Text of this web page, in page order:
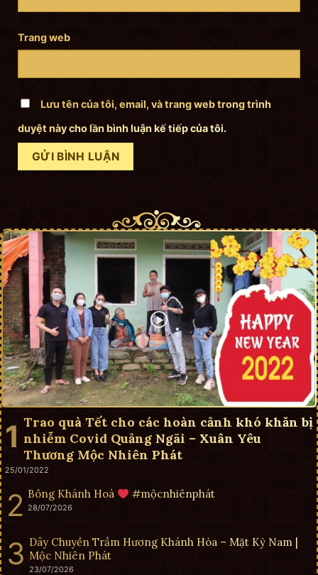
Trang web
Lưu tên của tôi, email, và trang web trong trình
duyệt này cho lần bình luận kế tiếp của tôi.
Trao quà Tết cho các hoàn cảnh khó khăn bị
nhiễm Covid Quảng Ngãi – Xuân Yêu
Thương Mộc Nhiên Phát
25/01/2022
Bông Khánh Hoà #mộcnhiênphát
28/07/2026
Dây Chuyền Trầm Hương Khánh Hòa – Mặt Kỳ Nam |
Mộc Nhiên Phát
23/07/2026